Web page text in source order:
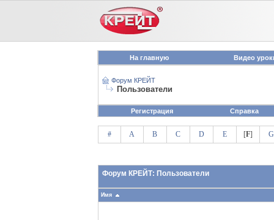
На главную Видео
Форум КРЕЙТ
Пользователи
Регистрация Справка
# A B C D E [F] G
Форум КРЕЙТ: Пользователи
Имя